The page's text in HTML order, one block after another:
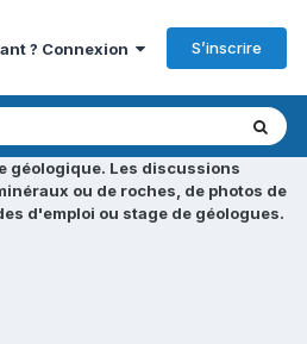
? Connexion S’inscrire
géologique. Les discussions
ou de roches, de photos de
d'emploi ou stage de géologues.